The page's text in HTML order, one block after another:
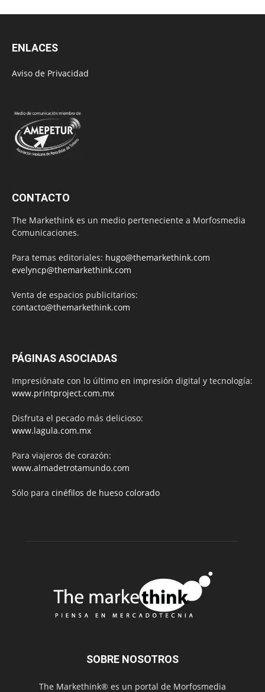
ENLACES
Aviso de Privacidad
CONTACTO
The Markethink es un medio perteneciente a Morfosmedia
Comunicaciones.
Para temas editoriales: hugo@themarkethink.com
evelyncp@themarkethink.com
Venta de espacios publicitarios:
contacto@themarkethink.com
PÁGINAS ASOCIADAS
Impresiónate con lo último en impresión digital y tecnología:
www.printproject.com.mx
Disfruta el pecado más delicioso:
www.lagula.com.mx
Para viajeros de corazón:
www.almadetrotamundo.com
Sólo para cinéfilos de hueso colorado
SOBRE NOSOTROS
The Markethink® es un portal de Morfosmedia